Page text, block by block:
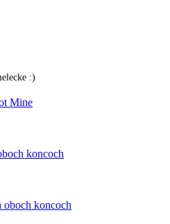
:)
Mine
koncoch
oboch koncoch